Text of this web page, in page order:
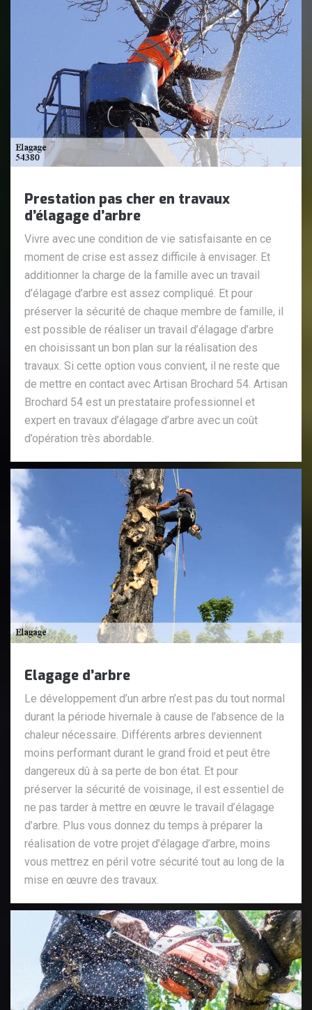
Prestation pas cher en travaux
d’élagage d’arbre
Vivre avec une condition de vie satisfaisante en ce
moment de crise est assez difficile à envisager. Et
additionner la charge de la famille avec un travail
d’élagage d’arbre est assez compliqué. Et pour
préserver la sécurité de chaque membre de famille, il
est possible de réaliser un travail d’élagage d’arbre
en choisissant un bon plan sur la réalisation des
travaux. Si cette option vous convient, il ne reste que
de mettre en contact avec Artisan Brochard 54. Artisan
Brochard 54 est un prestataire professionnel et
expert en travaux d’élagage d’arbre avec un coût
d’opération très abordable.
Elagage d’arbre
Le développement d’un arbre n’est pas du tout normal
durant la période hivernale à cause de l’absence de la
chaleur nécessaire. Différents arbres deviennent
moins performant durant le grand froid et peut être
dangereux dû à sa perte de bon état. Et pour
préserver la sécurité de voisinage, il est essentiel de
ne pas tarder à mettre en œuvre le travail d’élagage
d’arbre. Plus vous donnez du temps à préparer la
réalisation de votre projet d’élagage d’arbre, moins
vous mettrez en péril votre sécurité tout au long de la
mise en œuvre des travaux.